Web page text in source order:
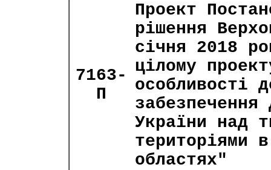
7163-
П
Проект
рішення
січня 2018
цілому
особливості
забезпечення
України над
територіями
областях"